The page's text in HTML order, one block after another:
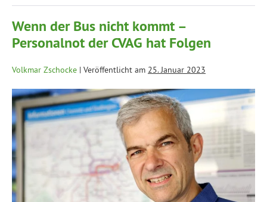
Wenn der Bus nicht kommt –
Personalnot der CVAG hat Folgen
Volkmar Zschocke | Veröffentlicht am 25. Januar 2023